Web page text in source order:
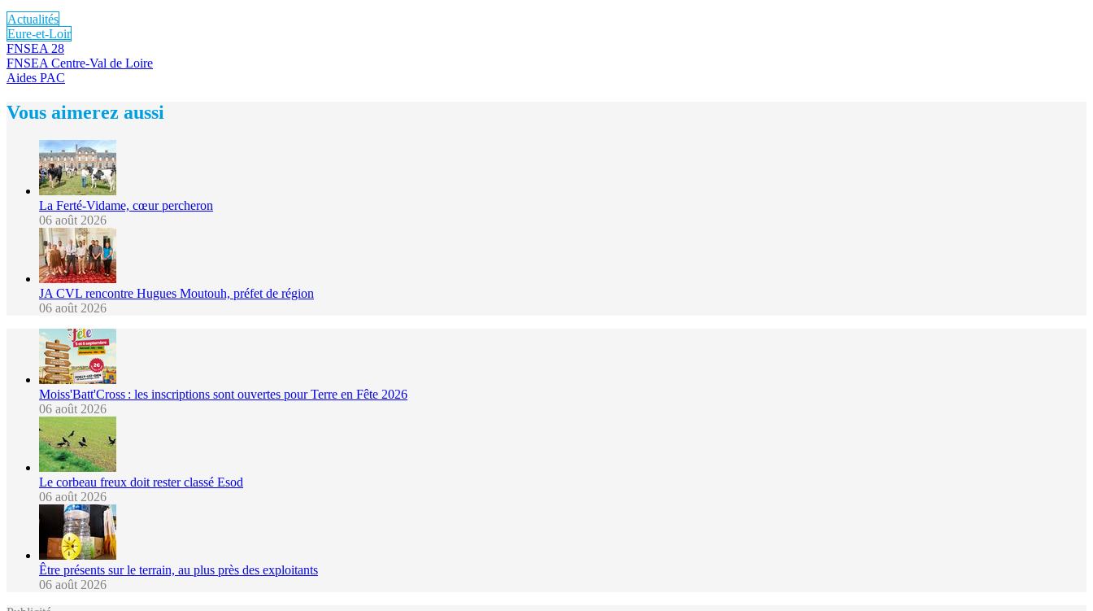
Actualités
Eure-et-Loir
FNSEA 28
FNSEA Centre-Val de Loire
Aides PAC
Vous aimerez aussi
La Ferté-Vidame, cœur percheron
06 août 2026
JA CVL rencontre Hugues Moutouh, préfet de région
06 août 2026
Moiss'Batt'Cross : les inscriptions sont ouvertes pour Terre en Fête 2026
06 août 2026
Le corbeau freux doit rester classé Esod
06 août 2026
Être présents sur le terrain, au plus près des exploitants
06 août 2026